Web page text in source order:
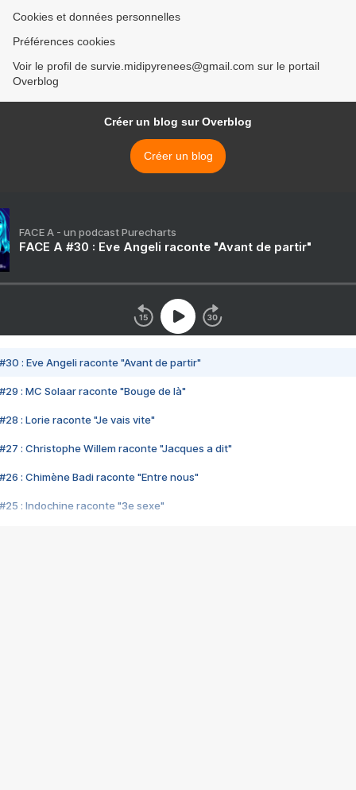
Cookies et données personnelles
Préférences cookies
Voir le profil de survie.midipyrenees@gmail.com sur le portail
Overblog
Créer un blog sur Overblog
Créer un blog
FACE A - un podcast Purecharts
FACE A #30 : Eve Angeli raconte "Avant de partir"
#30 : Eve Angeli raconte "Avant de partir"
#29 : MC Solaar raconte "Bouge de là"
#28 : Lorie raconte "Je vais vite"
#27 : Christophe Willem raconte "Jacques a dit"
#26 : Chimène Badi raconte "Entre nous"
#25 : Indochine raconte "3e sexe"